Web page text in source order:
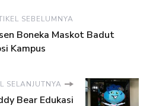
SEBELUMNYA
Boneka Maskot Badut
Kampus
SELANJUTNYA
Bear Edukasi